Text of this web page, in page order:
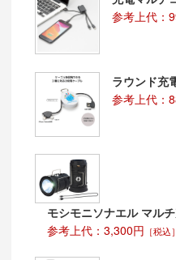
参考上代：
ラウンド充
参考上代：
モシモニソナエル マル
参考上代：3,300円 ［税込］